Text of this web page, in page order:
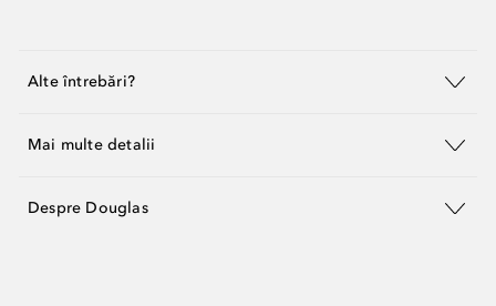
Alte întrebări?
Mai multe detalii
Despre Douglas